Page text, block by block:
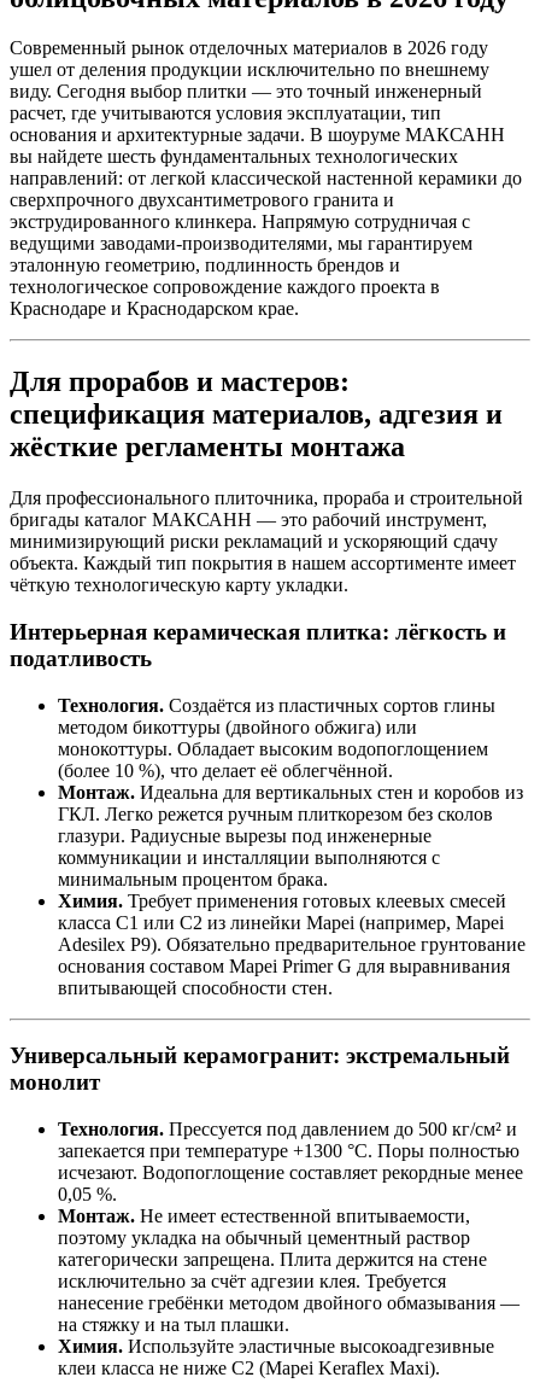
Современный рынок отделочных материалов в 2026 году
ушел от деления продукции исключительно по внешнему
виду. Сегодня выбор плитки — это точный инженерный
расчет, где учитываются условия эксплуатации, тип
основания и архитектурные задачи. В шоуруме МАКСАНН
вы найдете шесть фундаментальных технологических
направлений: от легкой классической настенной керамики до
сверхпрочного двухсантиметрового гранита и
экструдированного клинкера. Напрямую сотрудничая с
ведущими заводами‑производителями, мы гарантируем
эталонную геометрию, подлинность брендов и
технологическое сопровождение каждого проекта в
Краснодаре и Краснодарском крае.
Для прорабов и мастеров:
спецификация материалов, адгезия и
жёсткие регламенты монтажа
Для профессионального плиточника, прораба и строительной
бригады каталог МАКСАНН — это рабочий инструмент,
минимизирующий риски рекламаций и ускоряющий сдачу
объекта. Каждый тип покрытия в нашем ассортименте имеет
чёткую технологическую карту укладки.
Интерьерная керамическая плитка: лёгкость и
податливость
Технология. Создаётся из пластичных сортов глины
методом бикоттуры (двойного обжига) или
монокоттуры. Обладает высоким водопоглощением
(более 10 %), что делает её облегчённой.
Монтаж. Идеальна для вертикальных стен и коробов из
ГКЛ. Легко режется ручным плиткорезом без сколов
глазури. Радиусные вырезы под инженерные
коммуникации и инсталляции выполняются с
минимальным процентом брака.
Химия. Требует применения готовых клеевых смесей
класса C1 или C2 из линейки Mapei (например, Mapei
Adesilex P9). Обязательно предварительное грунтование
основания составом Mapei Primer G для выравнивания
впитывающей способности стен.
Универсальный керамогранит: экстремальный
монолит
Технология. Прессуется под давлением до 500 кг/см² и
запекается при температуре +1300 °C. Поры полностью
исчезают. Водопоглощение составляет рекордные менее
0,05 %.
Монтаж. Не имеет естественной впитываемости,
поэтому укладка на обычный цементный раствор
категорически запрещена. Плита держится на стене
исключительно за счёт адгезии клея. Требуется
нанесение гребёнки методом двойного обмазывания —
на стяжку и на тыл плашки.
Химия. Используйте эластичные высокоадгезивные
клеи класса не ниже C2 (Mapei Keraflex Maxi).